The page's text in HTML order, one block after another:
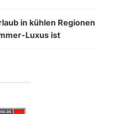
in kühlen Regionen
Luxus ist